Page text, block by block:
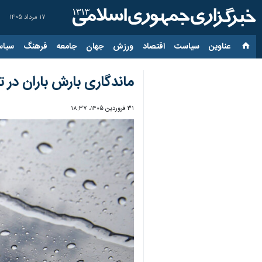
۱۷ مرداد ۱۴۰۵
عناوین‌ سیاست اقتصاد ورزش جهان جامعه فرهنگ
ماندگاری بارش باران در
۳۱ فروردین ۱۴۰۵، ۱۸:۳۷